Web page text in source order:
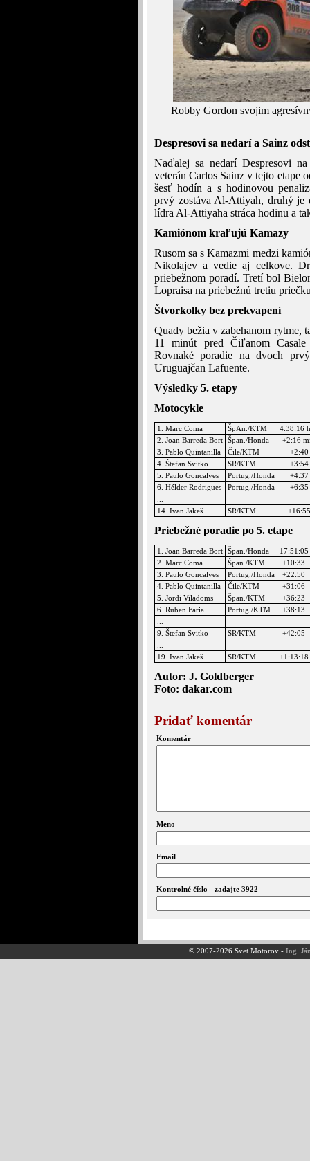
Robby Gordon svojim
Despresovi sa nedarí a Sainz
Naďalej sa nedarí Despresovi
veterán Carlos Sainz v tejto etape
šesť hodín a s hodinovou
prvý zostáva Al-Attiyah, druhý je
lídra Al-Attiyaha stráca hodinu a
Kamiónom kraľujú Kamazy
Rusom sa s Kamazmi medzi
Nikolajev a vedie aj celkove.
priebežnom poradí. Tretí bol
Lopraisa na priebežnú tretiu
Štvorkolky bez prekvapení
Quady bežia v zabehanom rytme,
11 minút pred Čiľanom Casale
Rovnaké poradie na dvoch
Uruguajčan Lafuente.
Výsledky 5. etapy
Motocykle
1. Marc Coma ŠpAn./KTM
4:38:16
2. Joan Barreda Bort Špan./Honda
+2:16
3. Pablo Quintanilla
Čile/KTM
+2:40
4. Štefan Svitko
SR/KTM
+3:54
5. Paulo Goncalves
Portug./Honda
+4:37
6. Hélder Rodrigues
Portug./Honda
+6:35
14. Ivan Jakeš
SR/KTM +16:55
Priebežné poradie po 5. etape
1. Joan Barreda Bort Špan./Honda
17:51:05
2. Marc Coma
Špan./KTM
+10:33
3. Paulo Goncalves
Portug./Honda
+22:50
4. Pablo Quintanilla
Čile/KTM
+31:06
5. Jordi Viladoms
Špan./KTM
+36:23
6. Ruben Faria
Portug./KTM
+38:13
9. Štefan Svitko
SR/KTM
+42:05
19. Ivan Jakeš
SR/KTM +1:13:18
Autor: J. Goldberger
Foto: dakar.com
Pridať komentár
Komentár
Meno
Email
Kontrolné číslo - zadajte 3922
© 2007-2026 Svet Motorov -Ing.